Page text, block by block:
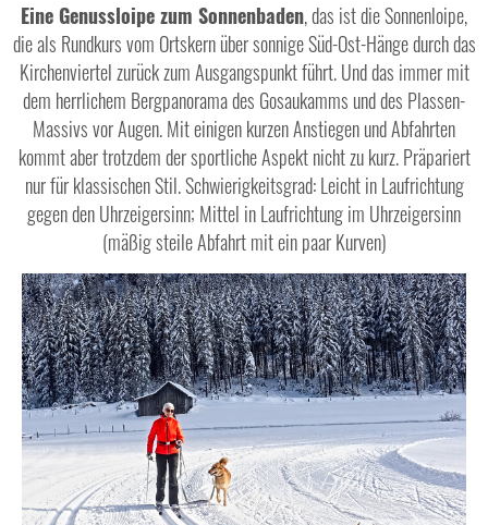
Eine Genussloipe zum Sonnenbaden, das ist die Sonnenloipe,
die als Rundkurs vom Ortskern über sonnige Süd-Ost-Hänge durch das
Kirchenviertel zurück zum Ausgangspunkt führt. Und das immer mit
dem herrlichem Bergpanorama des Gosaukamms und des Plassen-
Massivs vor Augen. Mit einigen kurzen Anstiegen und Abfahrten
kommt aber trotzdem der sportliche Aspekt nicht zu kurz. Präpariert
nur für klassischen Stil. Schwierigkeitsgrad: Leicht in Laufrichtung
gegen den Uhrzeigersinn; Mittel in Laufrichtung im Uhrzeigersinn
(mäßig steile Abfahrt mit ein paar Kurven)